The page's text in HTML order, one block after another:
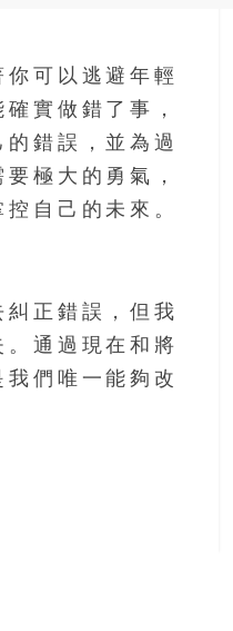
可以逃避年輕
實做錯了事，
錯誤，並為過
極大的勇氣，
自己的未來。
正錯誤，但我
通過現在和將
們唯一能夠改